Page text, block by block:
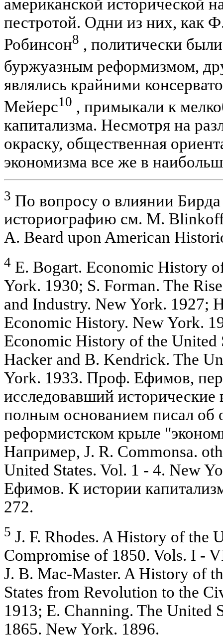
американской исторической
пестротой. Одни из них, как
Робинсон8 , политически
буржуазным реформизмом,
являлись крайними
Мейерс10 , примыкали к
капитализма. Несмотря на
окраску, общественная
экономизма все же в
3 По вопросу о влиянии
историографию см. M.
A. Beard upon American
4 E. Bogart. Economic History
York. 1930; S. Forman. The
and Industry. New York. 1927;
Economic History. New York.
Economic History of the United
Hacker and B. Kendrick. The
York. 1933. Проф. Ефимов,
исследовавший исторические
полным основанием писал об
реформистском крыле
Например, J. R. Commonsa.
United States. Vol. 1 - 4. New
Ефимов. К истории
272.
5 J. F. Rhodes. A History of the
Compromise of 1850. Vols. I -
J. B. Mac-Master. A History of
States from Revolution to the
1913; E. Channing. The United
1865. New York. 1896.